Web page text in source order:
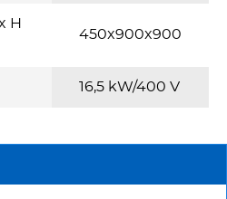
těstovin
H
450x900x900
16,5 kW/400 V